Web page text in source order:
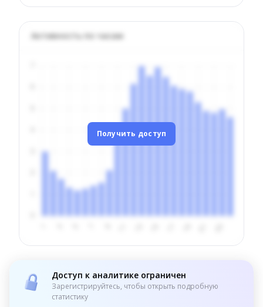
Активность по часам
Получить доступ
Доступ к аналитике ограничен
Зарегистрируйтесь, чтобы открыть подробную
статистику